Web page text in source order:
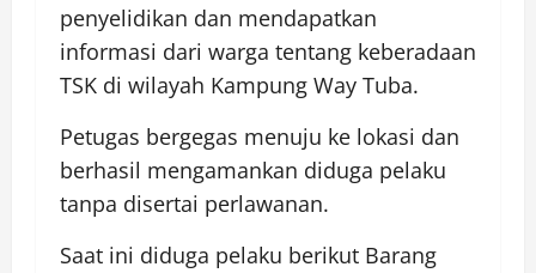
penyelidikan dan mendapatkan
informasi dari warga tentang keberadaan
TSK di wilayah Kampung Way Tuba.
Petugas bergegas menuju ke lokasi dan
berhasil mengamankan diduga pelaku
tanpa disertai perlawanan.
Saat ini diduga pelaku berikut Barang